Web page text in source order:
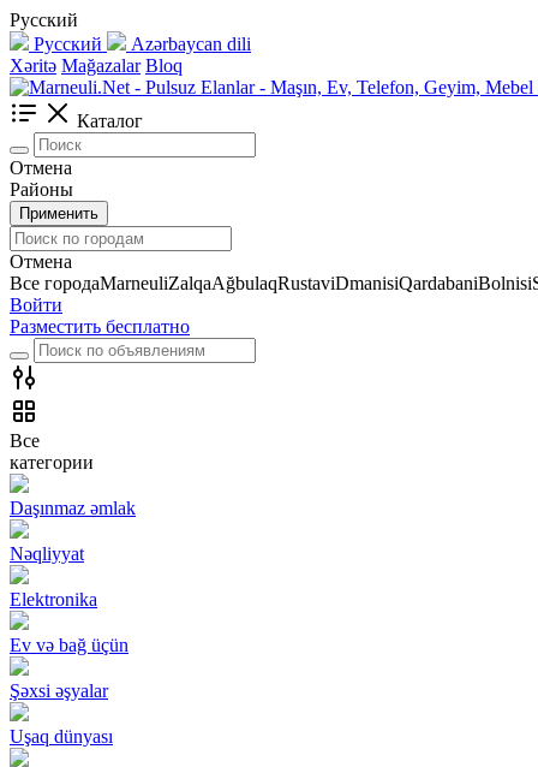
Русский
Русский
Azərbaycan dili
Xəritə Mağazalar Bloq
Каталог
Отмена
Районы
Применить
Отмена
Все городаMarneuliZalqaAğbulaqRustaviDmanisiQardabaniBolnisi
Войти
Разместить бесплатно
Все
категории
Daşınmaz əmlak
Nəqliyyat
Elektronika
Ev və bağ üçün
Şəxsi əşyalar
Uşaq dünyası